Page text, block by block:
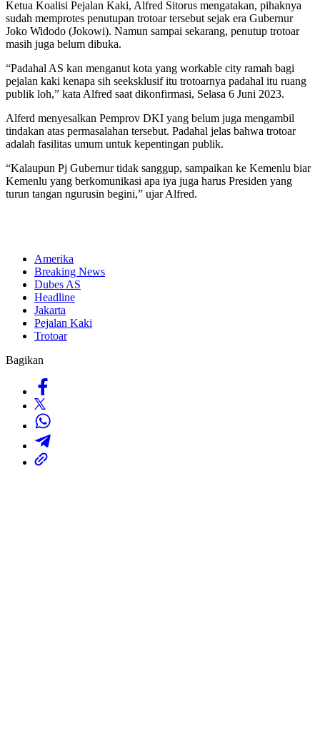
Ketua Koalisi Pejalan Kaki, Alfred Sitorus mengatakan, pihaknya
sudah memprotes penutupan trotoar tersebut sejak era Gubernur
Joko Widodo (Jokowi). Namun sampai sekarang, penutup trotoar
masih juga belum dibuka.
“Padahal AS kan menganut kota yang workable city ramah bagi
pejalan kaki kenapa sih seeksklusif itu trotoarnya padahal itu ruang
publik loh,” kata Alfred saat dikonfirmasi, Selasa 6 Juni 2023.
Alferd menyesalkan Pemprov DKI yang belum juga mengambil
tindakan atas permasalahan tersebut. Padahal jelas bahwa trotoar
adalah fasilitas umum untuk kepentingan publik.
“Kalaupun Pj Gubernur tidak sanggup, sampaikan ke Kemenlu biar
Kemenlu yang berkomunikasi apa iya juga harus Presiden yang
turun tangan ngurusin begini,” ujar Alfred.
Amerika
Breaking News
Dubes AS
Headline
Jakarta
Pejalan Kaki
Trotoar
Bagikan